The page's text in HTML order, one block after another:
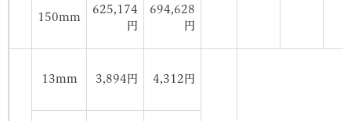
150mm
625,174
円
694,628
円
13mm 3,894円 4,312円